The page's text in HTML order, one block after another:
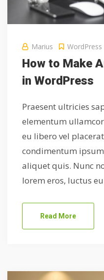
Marius
How to Make
in WordPress
Praesent ultricies
elementum
eu libero vel
condimentum
aliquet quis. Nunc
lorem eros, luctus eu
Read More